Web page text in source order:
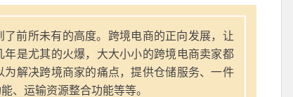
前所未有的高度。跨境电商的正向发展，让
是尤其的火爆，大大小小的跨境电商卖家都
解决跨境商家的痛点，提供仓储服务、一件
、运输资源整合功能等等。